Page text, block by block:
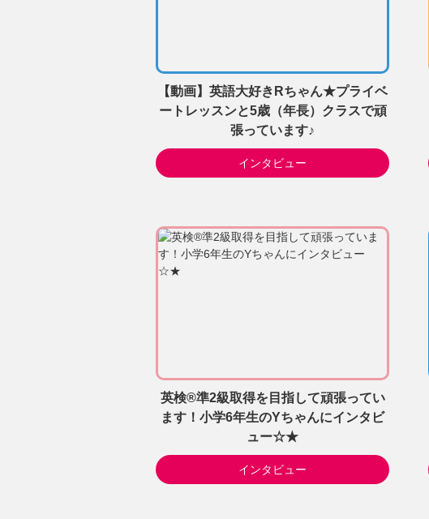
【動画】英語大好きRちゃん★プライベ
ートレッスンと5歳（年長）クラスで頑
張っています♪
インタビュー
英検®準2級取得を目指して頑張ってい
ます！小学6年生のYちゃんにインタビ
ュー☆★
インタビュー